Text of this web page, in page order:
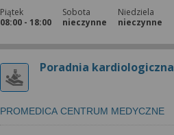
Piątek
08:00 - 18:00
Sobota
nieczynne
Niedziela
nieczynne
Poradnia kardiologiczna
PROMEDICA CENTRUM MEDYCZNE